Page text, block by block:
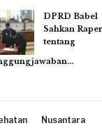
DPRD Babel
Sahkan
tentang
Nusantara